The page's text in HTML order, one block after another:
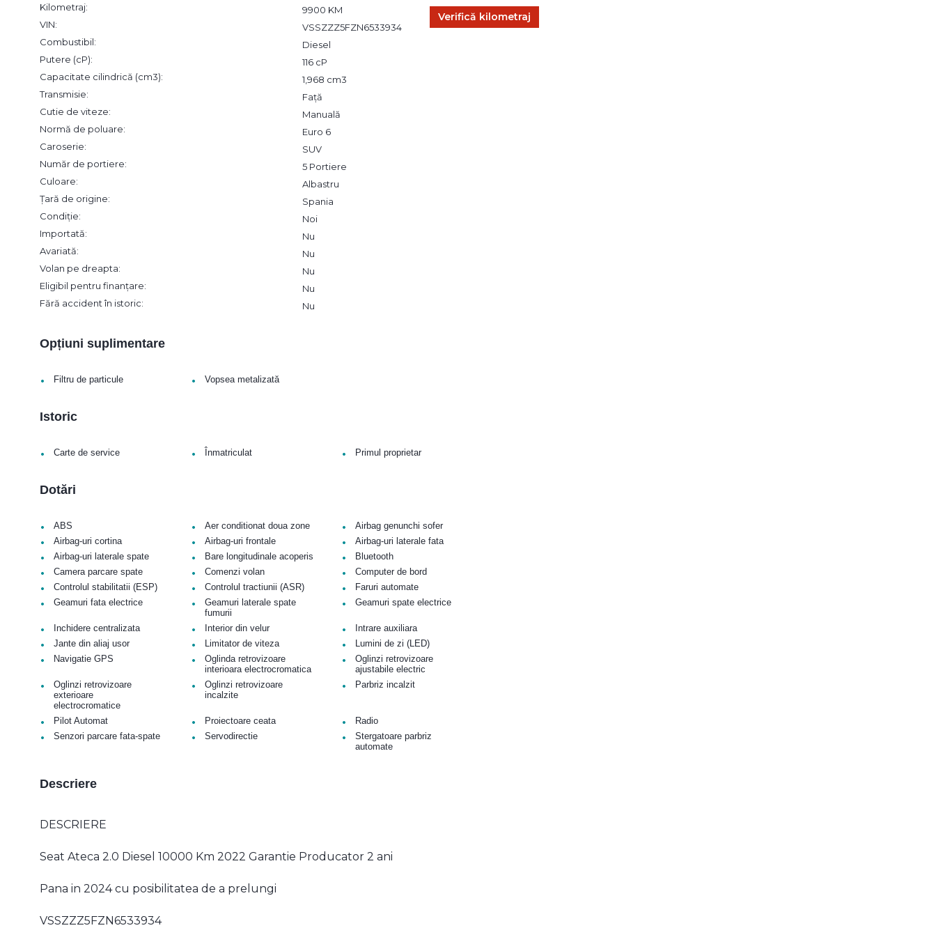
Verifică kilometraj
Kilometraj:
9900 KM
VIN:
VSSZZZ5FZN6533934
Combustibil:
Diesel
Putere (cP):
116 cP
Capacitate cilindrică (cm3):
1,968 cm3
Transmisie:
Față
Cutie de viteze:
Manuală
Normă de poluare:
Euro 6
Caroserie:
SUV
Număr de portiere:
5 Portiere
Culoare:
Albastru
Țară de origine:
Spania
Condiție:
Noi
Importată:
Nu
Avariată:
Nu
Volan pe dreapta:
Nu
Eligibil pentru finanțare:
Nu
Fără accident în istoric:
Nu
Opțiuni suplimentare
• Filtru de particule • Vopsea metalizată
Istoric
• Carte de service • Înmatriculat • Primul proprietar
Dotări
• ABS • Aer conditionat doua zone • Airbag genunchi sofer
• Airbag-uri cortina • Airbag-uri frontale • Airbag-uri laterale fata
• Airbag-uri laterale spate • Bare longitudinale acoperis • Bluetooth
• Camera parcare spate • Comenzi volan • Computer de bord
• Controlul stabilitatii (ESP) • Controlul tractiunii (ASR) • Faruri automate
• Geamuri fata electrice •
Geamuri laterale spate
fumurii
• Geamuri spate electrice
• Inchidere centralizata • Interior din velur • Intrare auxiliara
• Jante din aliaj usor • Limitator de viteza • Lumini de zi (LED)
• Navigatie GPS •
Oglinda retrovizoare
interioara electrocromatica
•
Oglinzi retrovizoare
ajustabile electric
•
Oglinzi retrovizoare
exterioare
electrocromatice
•
Oglinzi retrovizoare
incalzite
• Parbriz incalzit
• Pilot Automat • Proiectoare ceata • Radio
• Senzori parcare fata-spate • Servodirectie •
Stergatoare parbriz
automate
Descriere
DESCRIERE
Seat Ateca 2.0 Diesel 10000 Km 2022 Garantie Producator 2 ani
Pana in 2024 cu posibilitatea de a prelungi
VSSZZZ5FZN6533934